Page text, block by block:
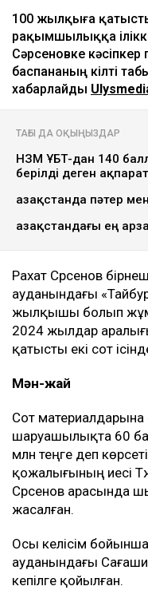
100 жылқыға
рақымшылыққа
Сәрсеновке
баспананың кілті
хабарлайды
ТАҒЫ ДА ОҚЫҢЫЗДАР
НЗМ ҰБТ-дан 140
берілді деген
Қазақстанда пәтер
Қазақстандағы ең
Рахат Сәрсенов
ауданындағы
жылқышы болып
2024 жылдар
қатысты екі сот
Мән-жай
Сот материалдарына
шаруашылықта 60
млн теңге деп
қожалығының иесі
Сәрсенов арасында
жасалған.
Осы келісім
ауданындағы
кепілге қойылған.